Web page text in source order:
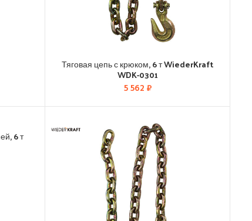
Тяговая цепь с крюком, 6 т WiederKraft
WDK-0301
5 562 ₽
6 т